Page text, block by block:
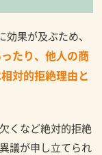
果が及ぶため、
たり、他人の商
対的拒絶理由と
くなど絶対的拒絶
議が申し立てられ